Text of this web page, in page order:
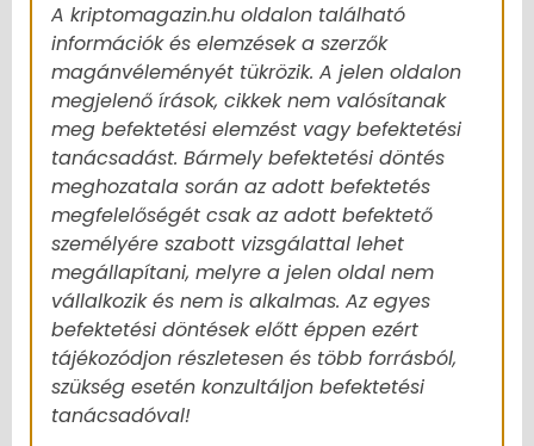
A kriptomagazin.hu oldalon található
információk és elemzések a szerzők
magánvéleményét tükrözik. A jelen oldalon
megjelenő írások, cikkek nem valósítanak
meg befektetési elemzést vagy befektetési
tanácsadást. Bármely befektetési döntés
meghozatala során az adott befektetés
megfelelőségét csak az adott befektető
személyére szabott vizsgálattal lehet
megállapítani, melyre a jelen oldal nem
vállalkozik és nem is alkalmas. Az egyes
befektetési döntések előtt éppen ezért
tájékozódjon részletesen és több forrásból,
szükség esetén konzultáljon befektetési
tanácsadóval!